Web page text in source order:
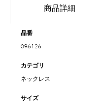
商品詳細
品番
096126
カテゴリ
ネックレス
サイズ